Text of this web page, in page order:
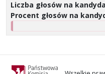
Liczba głosów na
Procent głosów na